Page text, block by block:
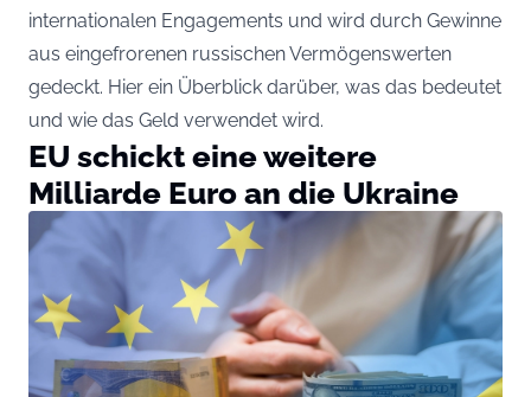
internationalen Engagements und wird durch Gewinne
aus eingefrorenen russischen Vermögenswerten
gedeckt. Hier ein Überblick darüber, was das bedeutet
und wie das Geld verwendet wird.
EU schickt eine weitere
Milliarde Euro an die Ukraine